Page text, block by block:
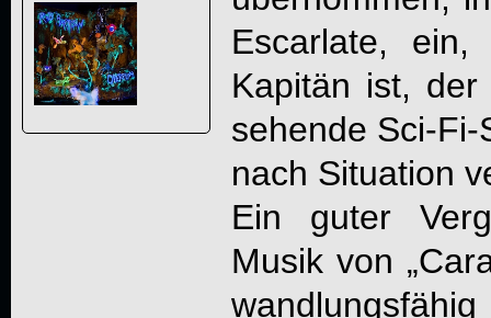
Escarlate, ein,
Kapitän ist,
sehende Sci-
nach Situation
Ein guter
Musik von